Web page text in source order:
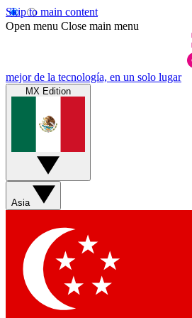
Skip to main content
Open menu Close main menu
mejor de la tecnología, en un solo lugar
MX Edition
Asia